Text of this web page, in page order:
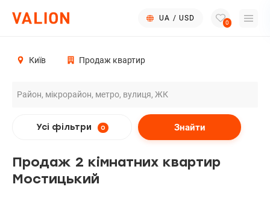
UA / USD
0
Київ Продаж квартир
Усі фільтри 0 Знайти
Продаж 2 кімнатних квартир
Мостицький